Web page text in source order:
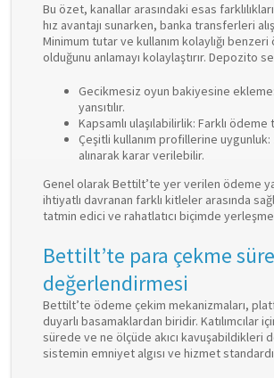
Bu özet, kanallar arasındaki esas
hız avantajı sunarken, banka transferleri
Minimum tutar ve kullanım kolaylığı
olduğunu anlamayı kolaylaştırır. Depozito
Gecikmesiz oyun bakiyesine
yansıtılır.
Kapsamlı ulaşılabilirlik: Farklı
Çeşitli kullanım profillerine
alınarak karar verilebilir.
Genel olarak Bettilt’te yer verilen ödeme
ihtiyatlı davranan farklı kitleler arasında
tatmin edici ve rahatlatıcı biçimde
Bettilt’te para çekme
değerlendirmesi
Bettilt’te ödeme çekim mekanizmaları,
duyarlı basamaklardan biridir.
sürede ve ne ölçüde akıcı
sistemin emniyet algısı ve hizmet